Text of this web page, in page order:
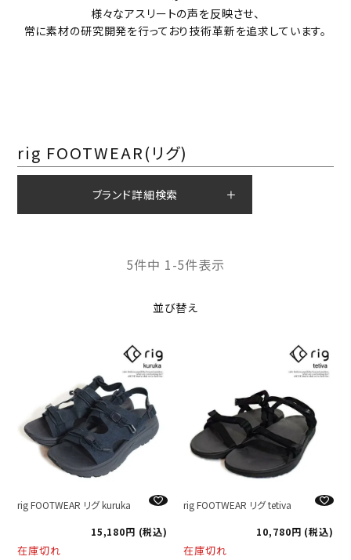
様々なアスリートの声を反映させ、
常に素材の研究開発を行っており技術革新を追求しています。
rig FOOTWEAR(リグ)
ブランド詳細検索
並び替え
5件中 1-5件表示
rig FOOTWEAR リグ kuruka
15,180
税込
在庫切れ
rig FOOTWEAR リグ tetiva
10,780
税込
在庫切れ